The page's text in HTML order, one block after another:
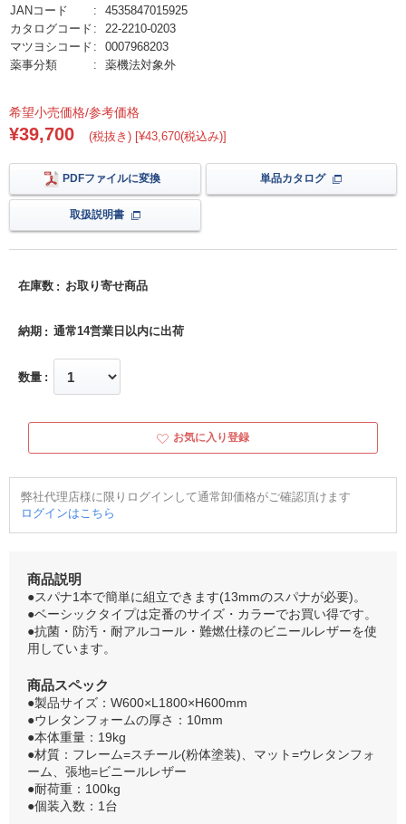
JANコード
4535847015925
カタログコード
22-2210-0203
マツヨシコード
0007968203
薬事分類
薬機法対象外
希望小売価格/参考価格
¥39,700 (税抜き) [¥43,670(税込み)]
PDFファイルに変換 単品カタログ
取扱説明書
在庫数 お取り寄せ商品
納期 通常14営業日以内に出荷
数量
お気に入り登録
弊社代理店様に限りログインして通常卸価格がご確認頂けます
ログインはこちら
商品説明
●スパナ1本で簡単に組立できます(13mmのスパナが必要)。
●ベーシックタイプは定番のサイズ・カラーでお買い得です。
●抗菌・防汚・耐アルコール・難燃仕様のビニールレザーを使
用しています。
商品スペック
●製品サイズ：W600×L1800×H600mm
●ウレタンフォームの厚さ：10mm
●本体重量：19kg
●材質：フレーム=スチール(粉体塗装)、マット=ウレタンフォ
ーム、張地=ビニールレザー
●耐荷重：100kg
●個装入数：1台